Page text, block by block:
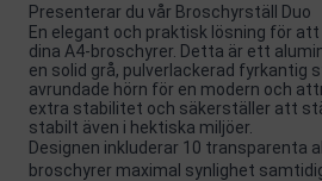
Presenterar du vår Broschyrställ Duo
En elegant och praktisk lösning för
dina A4-broschyrer. Detta är ett
en solid grå, pulverlackerad fyrkantig
avrundade hörn för en modern och
extra stabilitet och säkerställer att
stabilt även i hektiska miljöer.
Designen inkluderar 10 transparenta
broschyrer maximal synlighet